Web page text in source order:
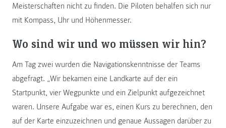
Meisterschaften nicht zu finden. Die Piloten behalfen sich nur
mit Kompass, Uhr und Höhenmesser.
Wo sind wir und wo müssen wir hin?
Am Tag zwei wurden die Navigationskenntnisse der Teams
abgefragt. „Wir bekamen eine Landkarte auf der ein
Startpunkt, vier Wegpunkte und ein Zielpunkt aufgezeichnet
waren. Unsere Aufgabe war es, einen Kurs zu berechnen, den
auf der Karte einzuzeichnen und genaue Aussagen darüber zu